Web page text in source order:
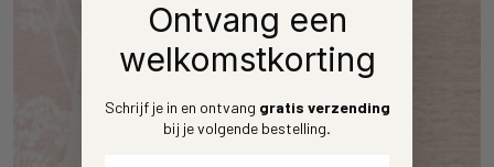
Ontvang een
welkomstkorting
Schrijf je in en ontvang gratis verzending
bij je volgende bestelling.